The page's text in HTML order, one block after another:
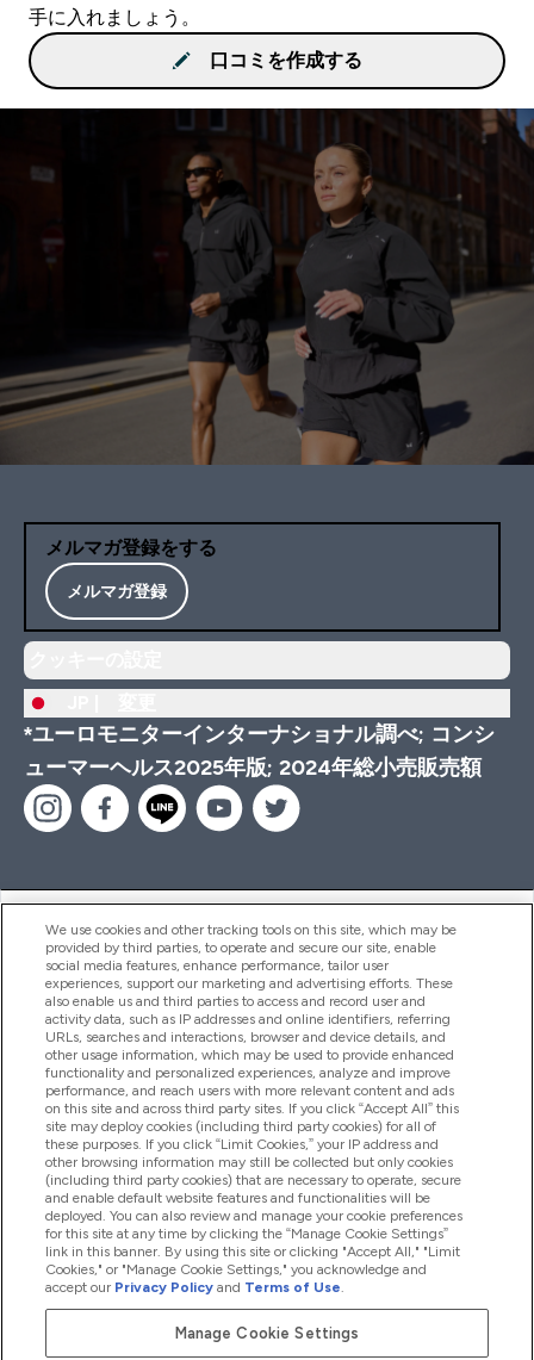
手に入れましょう。
口コミを作成する
メルマガ登録をする
メルマガ登録
*ユーロモニターインターナショナル調べ; コンシ
ューマーヘルス2025年版; 2024年総小売販売額
ヘルプ＆ガイド
商品について
会社概要
特典＆ポイント
2026 The Hut.com Ltd
We use cookies and other tracking tools on this site, which may be
provided by third parties, to operate and secure our site, enable
social media features, enhance performance, tailor user
experiences, support our marketing and advertising efforts. These
also enable us and third parties to access and record user and
activity data, such as IP addresses and online identifiers, referring
URLs, searches and interactions, browser and device details, and
other usage information, which may be used to provide enhanced
functionality and personalized experiences, analyze and improve
performance, and reach users with more relevant content and ads
on this site and across third party sites. If you click “Accept All” this
site may deploy cookies (including third party cookies) for all of
these purposes. If you click “Limit Cookies,” your IP address and
other browsing information may still be collected but only cookies
(including third party cookies) that are necessary to operate, secure
and enable default website features and functionalities will be
deployed. You can also review and manage your cookie preferences
for this site at any time by clicking the “Manage Cookie Settings”
link in this banner. By using this site or clicking "Accept All," "Limit
Cookies," or "Manage Cookie Settings," you acknowledge and
accept our Privacy Policy and Terms of Use.
Manage Cookie Settings